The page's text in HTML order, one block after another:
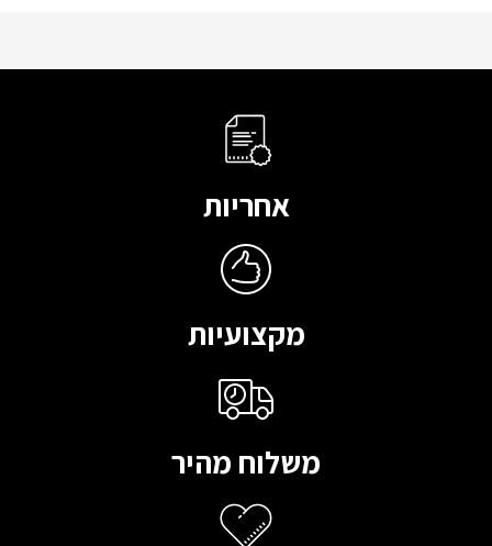
אחריות
מקצועיות
משלוח מהיר